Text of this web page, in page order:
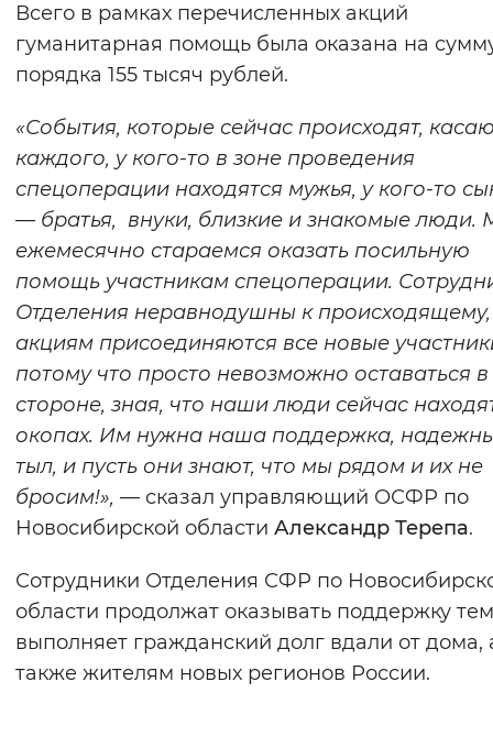
Всего в рамках перечисленных акций
гуманитарная помощь была оказана на
порядка 155 тысяч рублей.
«События, которые сейчас происходят,
каждого, у кого-то в зоне проведения
спецоперации находятся мужья, у кого-то
— братья, внуки, близкие и знакомые люди.
ежемесячно стараемся оказать посильную
помощь участникам спецоперации.
Отделения неравнодушны к происходящему,
акциям присоединяются все новые
потому что просто невозможно оставаться в
стороне, зная, что наши люди сейчас
окопах. Им нужна наша поддержка,
тыл, и пусть они знают, что мы рядом и их не
бросим!», — сказал управляющий ОСФР по
Новосибирской области Александр Терепа.
Сотрудники Отделения СФР по
области продолжат оказывать поддержку
выполняет гражданский долг вдали от дома,
также жителям новых регионов России.